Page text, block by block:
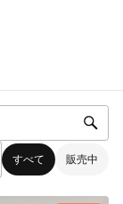
すべて 販売中